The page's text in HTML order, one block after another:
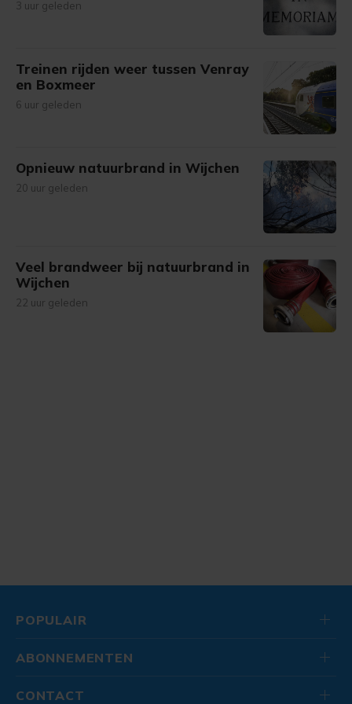
3 uur geleden
Treinen rijden weer tussen Venray
en Boxmeer
6 uur geleden
Opnieuw natuurbrand in Wijchen
20 uur geleden
Veel brandweer bij natuurbrand in
Wijchen
22 uur geleden
POPULAIR
ABONNEMENTEN
CONTACT